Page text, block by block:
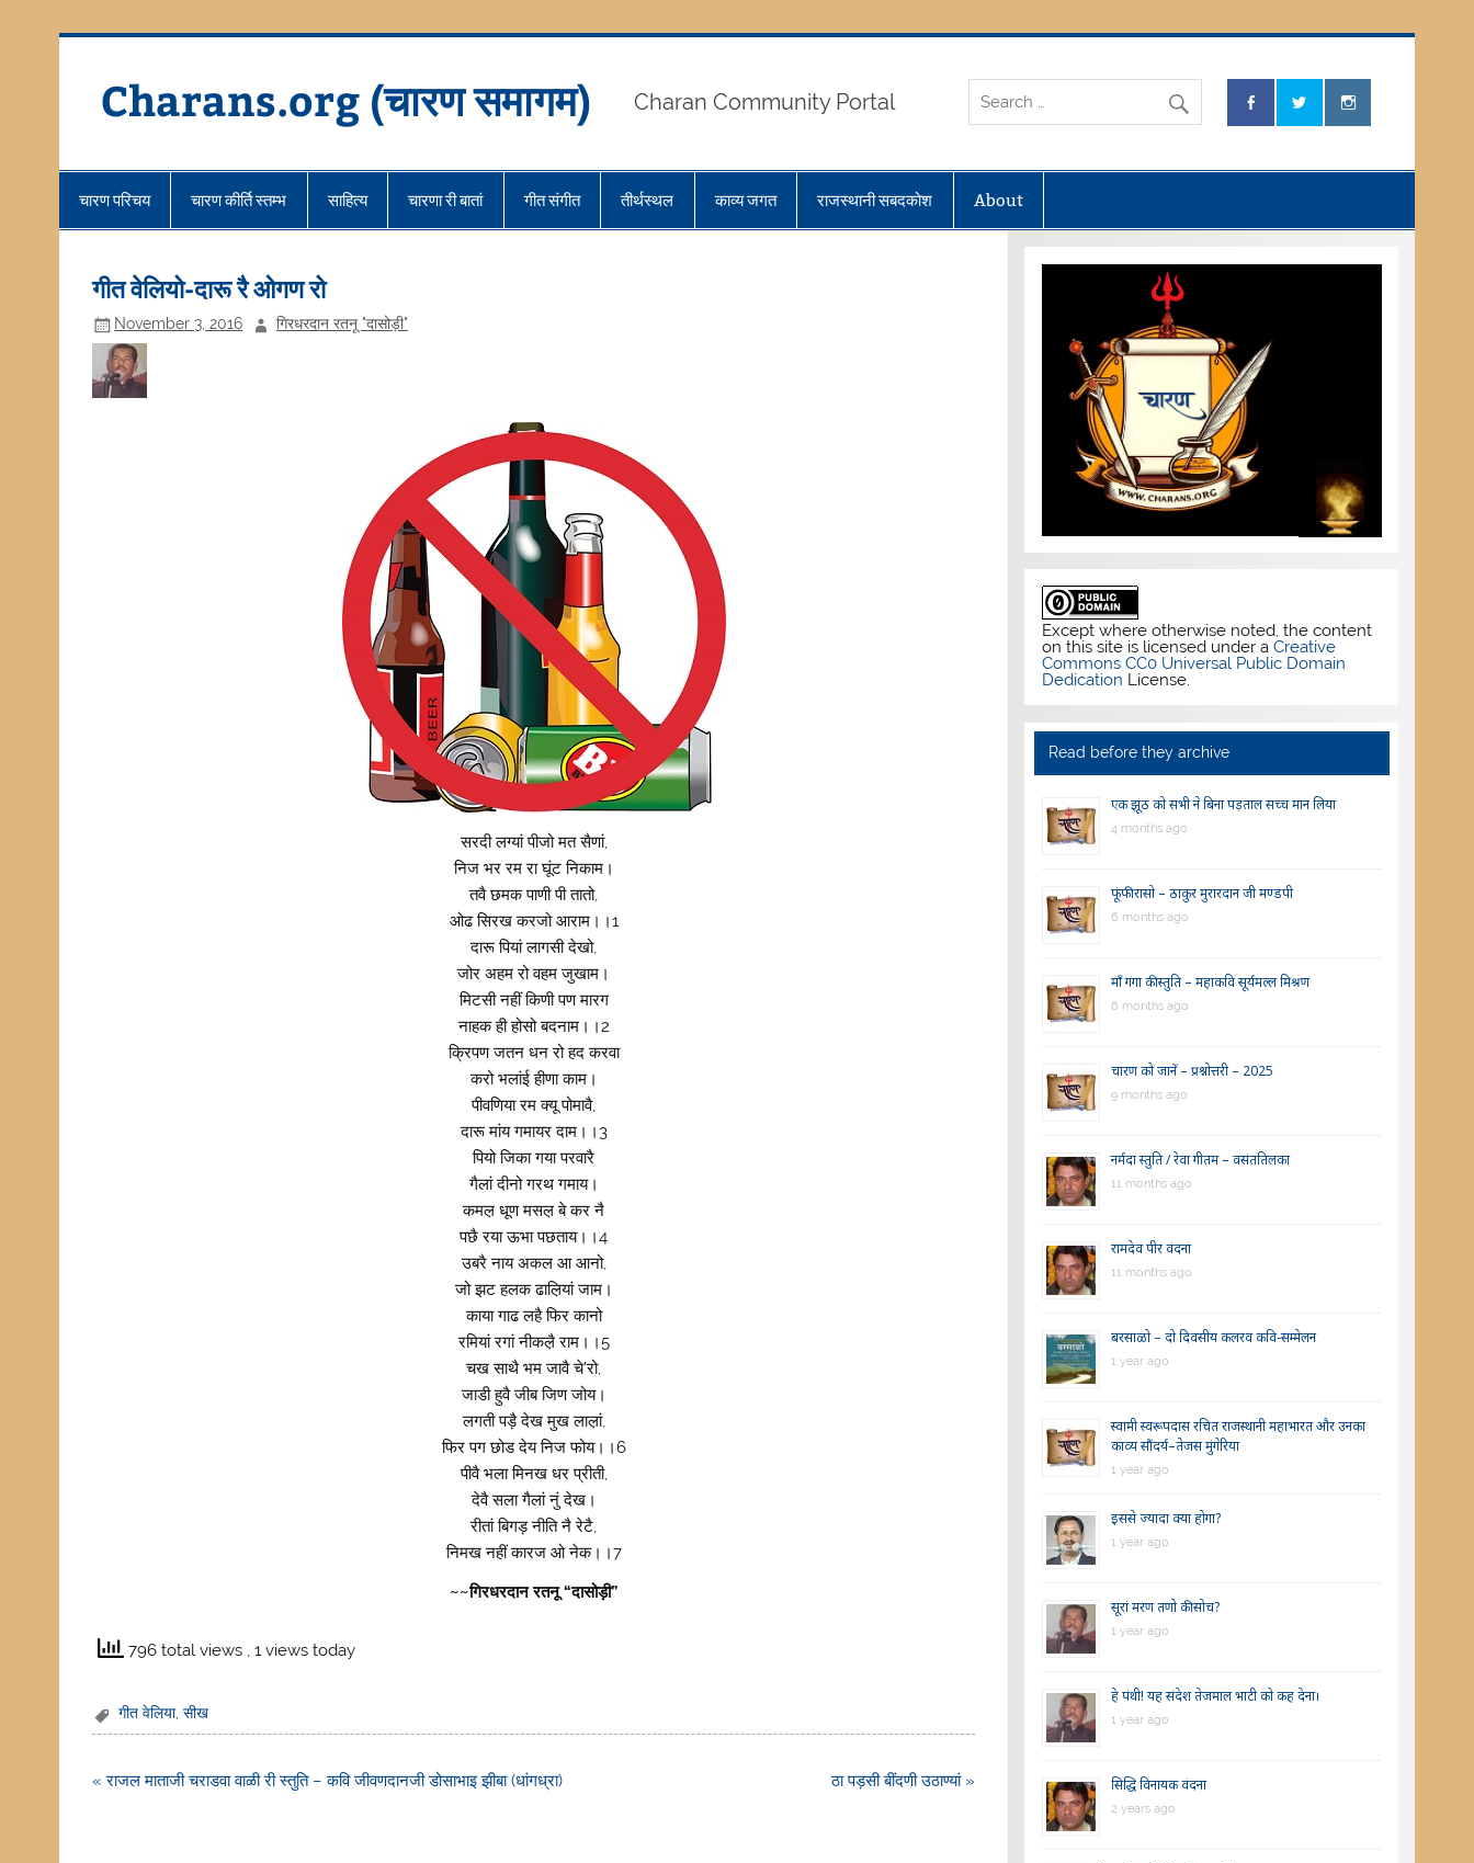
Charans.org (चारण समागम) Charan Community Portal
चारण परिचय चारण कीर्ति स्तम्भ साहित्य चारणा री बातां गीत संगीत तीर्थस्थल काव्य जगत राजस्थानी सबदकोश About
गीत वेलियो-दारू रै ओगण रो
November 3, 2016 गिरधरदान रतनू "दासोड़ी"
सरदी लग्यां पीजो मत सैणां,
निज भर रम रा घूंट निकाम।
तवै छमक पाणी पी तातो,
ओढ सिरख करजो आराम।।1
दारू पियां लागसी देखो,
जोर अहम रो वहम जुखाम।
मिटसी नहीं किणी पण मारग
नाहक ही होसो बदनाम।।2
क्रिपण जतन धन रो हद करवा
करो भलांई हीणा काम।
पीवणिया रम क्यू पोमावै,
दारू मांय गमायर दाम।।3
पियो जिका गया परवारै
गैलां दीनो गरथ गमाय।
कमल़ धूण मसल़ बे कर नै
पछै रया ऊभा पछताय।।4
उबरै नाय अकल आ आनो,
जो झट हलक ढाल़ियां जाम।
काया गाढ लहै फिर कानो
रमियां रगां नीकल़ै राम।।5
चख साथै भम जावै चे’रो,
जाडी हुवै जीब जिण जोय।
लगती पड़ै देख मुख लाल़ां,
फिर पग छोड देय निज फोय।।6
पीवै भला मिनख धर प्रीती,
देवै सला गैलां नुं देख।
रीतां बिगड़ नीति नै रेटै,
निमख नहीं कारज ओ नेक।।7
~~गिरधरदान रतनू “दासोड़ी”
796 total views , 1 views today
गीत वेलिया,सीख
Post
« राजल माताजी चराडवा वाळी री स्तुति – कवि जीवणदानजी डोसाभाइ झीबा (धांगध्रा) ठा पड़सी बींदणी उठाण्यां »
Except where otherwise noted, the content
on this site is licensed under a Creative
Commons CC0 Universal Public Domain
Dedication License.
Read before they archive
एक झूठ को सभी ने बिना पड़ताल सच्च मान लिया
4 months ago
फूंफी रासो – ठाकुर मुरारदान जी मण्डपी
6 months ago
माँ गंगा की स्तुति – महाकवि सूर्यमल्ल मिश्रण
6 months ago
चारण को जानें – प्रश्नोत्तरी – 2025
9 months ago
नर्मदा स्तुति / रेवा गीतम – वसंततिलका
11 months ago
रामदेव पीर वंदना
11 months ago
बरसाळो – दो दिवसीय कलरव कवि-सम्मेलन
1 year ago
स्वामी स्वरूपदास रचित राजस्थानी महाभारत और उनका
काव्य सौंदर्य–तेजस मुंगेरिया
1 year ago
इससे ज्यादा क्या होगा?
1 year ago
सूरां मरण तणो की सोच?
1 year ago
हे पंथी! यह संदेश तेजमाल भाटी को कह देना।
1 year ago
सिद्धि विनायक वंदना
2 years ago